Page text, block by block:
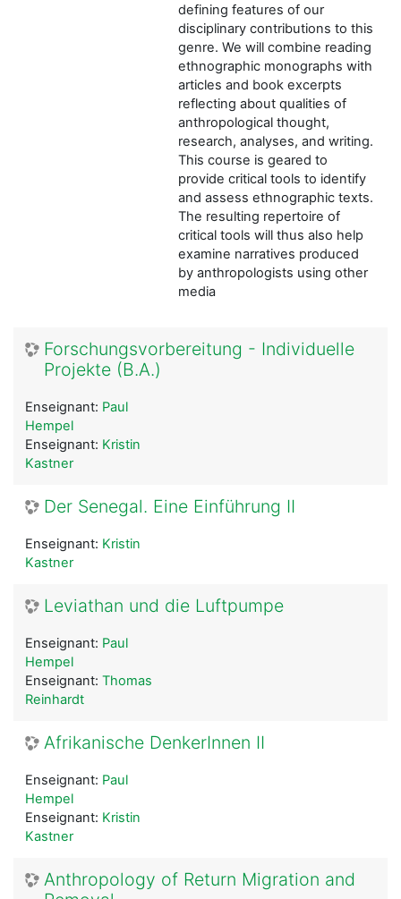
defining features of our
disciplinary contributions to this
genre. We will combine reading
ethnographic monographs with
articles and book excerpts
reflecting about qualities of
anthropological thought,
research, analyses, and writing.
This course is geared to
provide critical tools to identify
and assess ethnographic texts.
The resulting repertoire of
critical tools will thus also help
examine narratives produced
by anthropologists using other
media
Forschungsvorbereitung - Individuelle
Projekte (B.A.)
Enseignant: Paul
Hempel
Enseignant: Kristin
Kastner
Der Senegal. Eine Einführung II
Enseignant: Kristin
Kastner
Leviathan und die Luftpumpe
Enseignant: Paul
Hempel
Enseignant: Thomas
Reinhardt
Afrikanische DenkerInnen II
Enseignant: Paul
Hempel
Enseignant: Kristin
Kastner
Anthropology of Return Migration and